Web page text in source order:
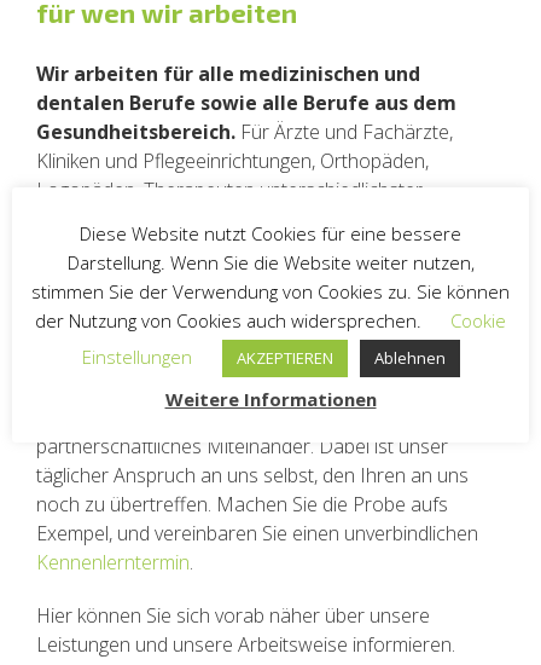
für wen wir arbeiten
Wir arbeiten für alle medizinischen und
dentalen Berufe sowie alle Berufe aus dem
Gesundheitsbereich. Für Ärzte und Fachärzte,
Kliniken und Pflegeeinrichtungen, Orthopäden,
Logopäden, Therapeuten unterschiedlichster
Kieferorthopäden, Mund-, Kiefer- und
Gesichtschirurgen, Medizinische Labore, Dentallabore,
Apotheken und Veterinärmediziner.
Die Zufriedenheit unserer Auftraggeber ist uns sehr
wichtig, die langfristige Zusammenarbeit unser
erklärtes Ziel. Wir stehen für kurze Wege und ein
partnerschaftliches Miteinander. Dabei ist unser
täglicher Anspruch an uns selbst, den Ihren an uns
noch zu übertreffen. Machen Sie die Probe aufs
Exempel, und vereinbaren Sie einen unverbindlichen
Kennenlerntermin.
Hier können Sie sich vorab näher über unsere
Leistungen und unsere Arbeitsweise informieren.
Diese Website nutzt Cookies für eine bessere
Darstellung. Wenn Sie die Website weiter nutzen,
stimmen Sie der Verwendung von Cookies zu. Sie können
der Nutzung von Cookies auch widersprechen.
Cookie
Einstellungen
AKZEPTIEREN Ablehnen
Weitere Informationen